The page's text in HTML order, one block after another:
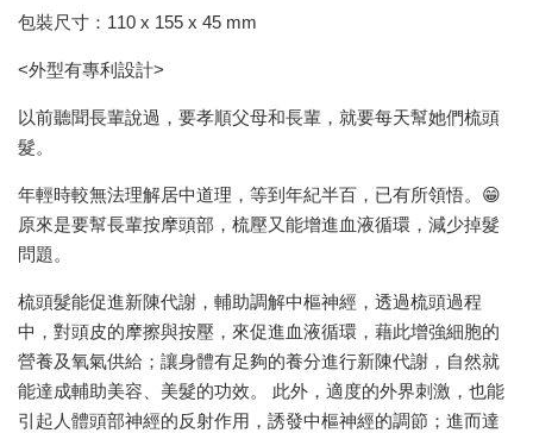
包裝尺寸：110 x 155 x 45 mm
<外型有專利設計>
以前聽聞長輩說過，要孝順父母和長輩，就要每天幫她們梳頭
髮。
年輕時較無法理解居中道理，等到年紀半百，已有所領悟。😁
原來是要幫長輩按摩頭部，梳壓又能增進血液循環，減少掉髮
問題。
梳頭髮能促進新陳代謝，輔助調解中樞神經，透過梳頭過程
中，對頭皮的摩擦與按壓，來促進血液循環，藉此增強細胞的
營養及氧氣供給；讓身體有足夠的養分進行新陳代謝，自然就
能達成輔助美容、美髮的功效。 此外，適度的外界刺激，也能
引起人體頭部神經的反射作用，誘發中樞神經的調節；進而達